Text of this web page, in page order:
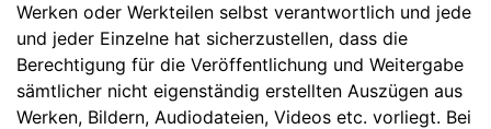
Werken oder Werkteilen selbst verantwortlich und jede
und jeder Einzelne hat sicherzustellen, dass die
Berechtigung für die Veröffentlichung und Weitergabe
sämtlicher nicht eigenständig erstellten Auszügen aus
Werken, Bildern, Audiodateien, Videos etc. vorliegt. Bei